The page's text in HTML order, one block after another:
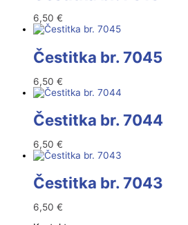
6,50 €
Čestitka br. 7045
6,50 €
Čestitka br. 7044
6,50 €
Čestitka br. 7043
6,50 €